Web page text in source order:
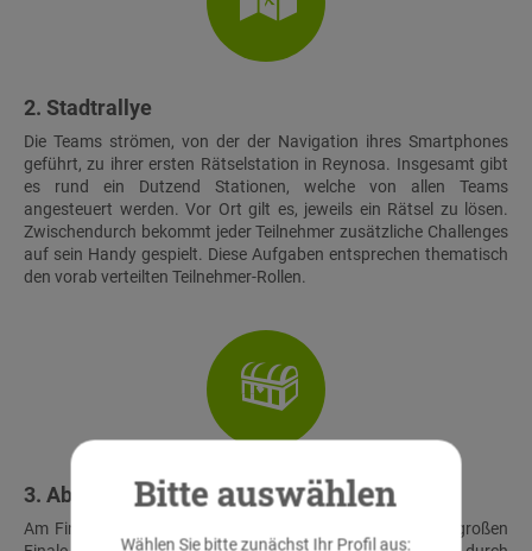
2. Stadtrallye
Die Teams strömen, von der der Navigation ihres Smartphones
geführt, zu ihrer ersten Rätselstation in Reynosa. Insgesamt gibt
es rund ein Dutzend Stationen, welche von allen Teams
angesteuert werden. Vor Ort gilt es, jeweils ein Rätsel zu lösen.
Zwischendurch bekommt jeder Teilnehmer zusätzliche Challenges
auf sein Handy gespielt. Diese Aufgaben entsprechen thematisch
den vorab verteilten Teilnehmer-Rollen.
3. Abschluss & Schatzfund
Am Finalort treffen alle Teams wieder aufeinander. Beim großen
Bitte auswählen
Wählen Sie bitte zunächst Ihr Profil aus: